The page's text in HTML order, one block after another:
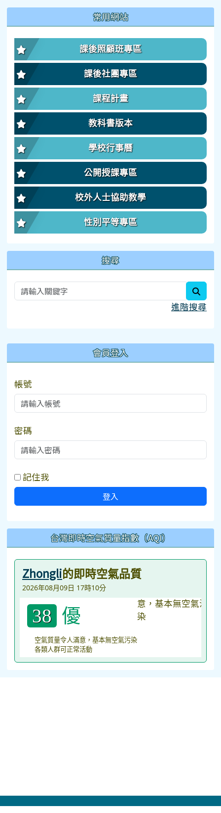
常用網站
課後照顧班專區
課後社團專區
課程計畫
教科書版本
學校行事曆
公開授課專區
校外人士協助教學
性別平等專區
搜尋
進階搜尋
會員登入
帳號
密碼
記住我
登入
台灣即時空氣質量指數（AQI）
Zhongli的即時空氣品質
2026年08月09日 17時10分
38 優
空氣質量令人滿意，基本無空氣污染
各類人群可正常活動